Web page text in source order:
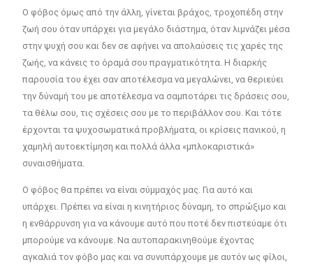
Ο φόβος όμως από την άλλη, γίνεται βράχος, τροχοπέδη στην
ζωή σου όταν υπάρχει για μεγάλο διάστημα, όταν λιμνάζει μέσα
στην ψυχή σου και δεν σε αφήνει να απολαύσεις τις χαρές της
ζωής, να κάνεις το όραμά σου πραγματικότητα. Η διαρκής
παρουσία του έχει σαν αποτέλεσμα να μεγαλώνει, να θεριεύει
την δύναμή του με αποτέλεσμα να σαμποτάρει τις δράσεις σου,
τα θέλω σου, τις σχέσεις σου με το περιβάλλον σου. Και τότε
έρχονται τα ψυχοσωματικά προβλήματα, οι κρίσεις πανικού, η
χαμηλή αυτοεκτίμηση και πολλά άλλα «μπλοκαριστικά»
συναισθήματα.
Ο φόβος θα πρέπει να είναι σύμμαχός μας. Για αυτό και
υπάρχει. Πρέπει να είναι η κινητήριος δύναμη, το σπρώξιμο και
η ενθάρρυνση για να κάνουμε αυτό που ποτέ δεν πιστεύαμε ότι
μπορούμε να κάνουμε. Να αυτοπαρακινηθούμε έχοντας
αγκαλιά τον φόβο μας και να συνυπάρχουμε με αυτόν ως φίλοι,